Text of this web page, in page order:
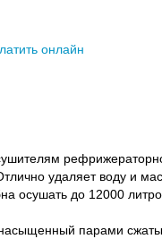
онлайн
удаляет воду и
осушать до 12000
парами